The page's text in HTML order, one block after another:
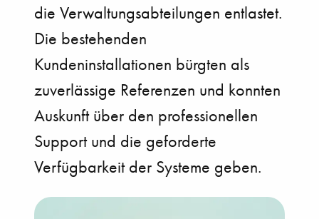
die Verwaltungsabteilungen entlastet.
Die bestehenden
Kundeninstallationen bürgten als
zuverlässige Referenzen und konnten
Auskunft über den professionellen
Support und die geforderte
Verfügbarkeit der Systeme geben.